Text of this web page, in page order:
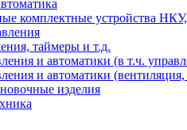
комплектные устройства
таймеры и т.д.
и автоматики (в т.ч.
и автоматики (вентиляция,
изделия